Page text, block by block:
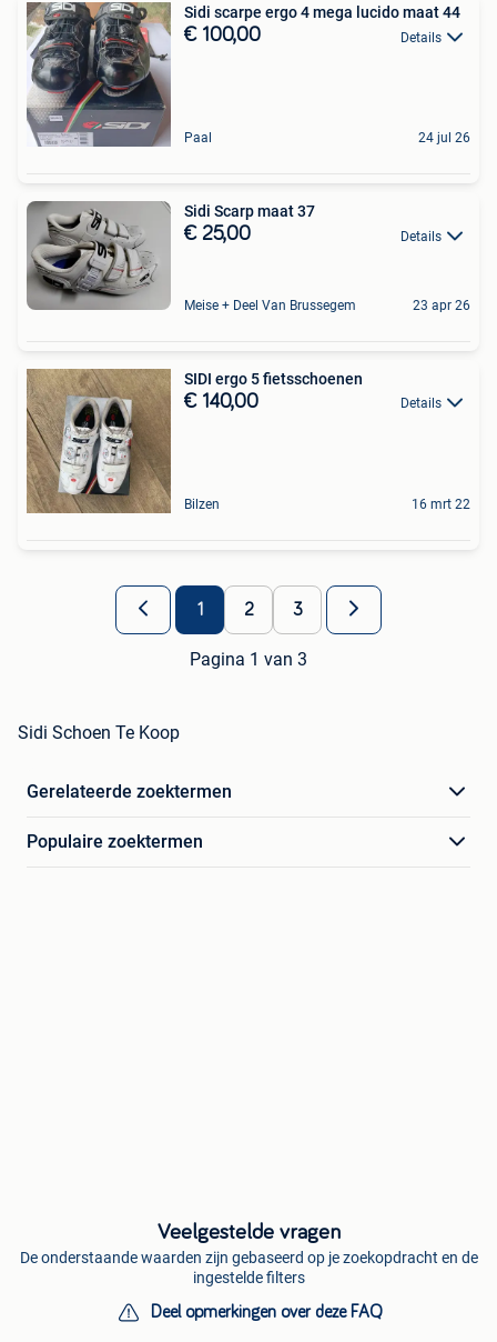
Sidi scarpe ergo 4 mega lucido maat 44
€ 100,00 Details
Paal 24 jul 26
Sidi Scarp maat 37
€ 25,00 Details
Meise + Deel Van Brussegem 23 apr 26
SIDI ergo 5 fietsschoenen
€ 140,00 Details
Bilzen 16 mrt 22
1 2 3
Pagina 1 van 3
Sidi Schoen Te Koop
Gerelateerde zoektermen
Populaire zoektermen
Veelgestelde vragen
De onderstaande waarden zijn gebaseerd op je zoekopdracht en de
ingestelde filters
Deel opmerkingen over deze FAQ